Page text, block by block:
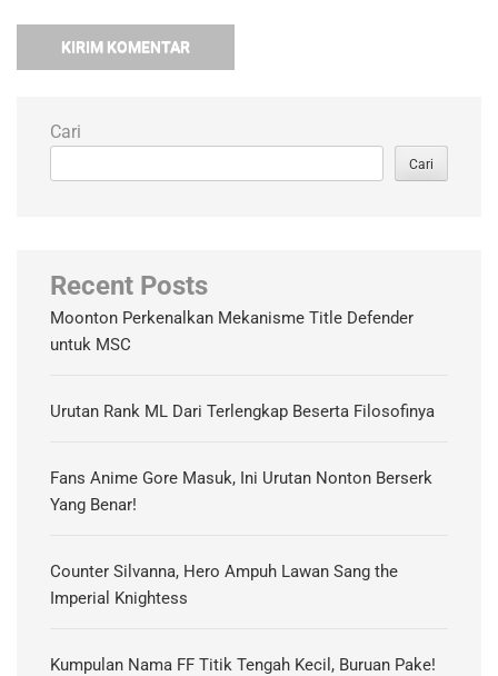
Cari
Cari
Recent Posts
Moonton Perkenalkan Mekanisme Title Defender
untuk MSC
Urutan Rank ML Dari Terlengkap Beserta Filosofinya
Fans Anime Gore Masuk, Ini Urutan Nonton Berserk
Yang Benar!
Counter Silvanna, Hero Ampuh Lawan Sang the
Imperial Knightess
Kumpulan Nama FF Titik Tengah Kecil, Buruan Pake!